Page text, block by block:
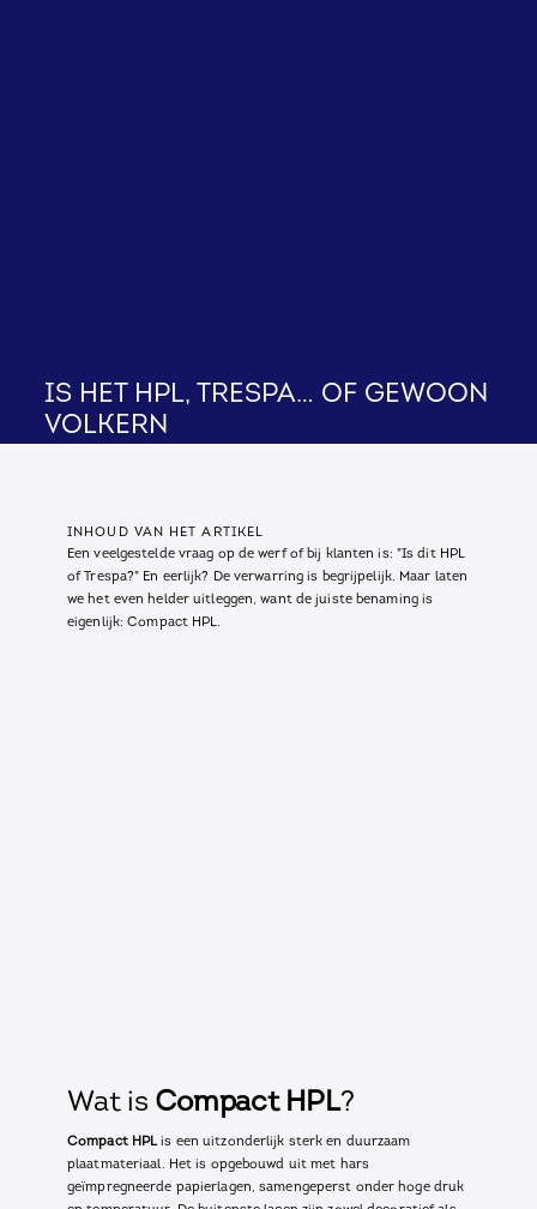
Is het HPL, Trespa… of gewoon
volkern
INHOUD VAN HET ARTIKEL
Een veelgestelde vraag op de werf of bij klanten is: "Is dit HPL
of Trespa?" En eerlijk? De verwarring is begrijpelijk. Maar laten
we het even helder uitleggen, want de juiste benaming is
eigenlijk: Compact HPL.
Wat is Compact HPL?
Compact HPL is een uitzonderlijk sterk en duurzaam
plaatmateriaal. Het is opgebouwd uit met hars
geïmpregneerde papierlagen, samengeperst onder hoge druk